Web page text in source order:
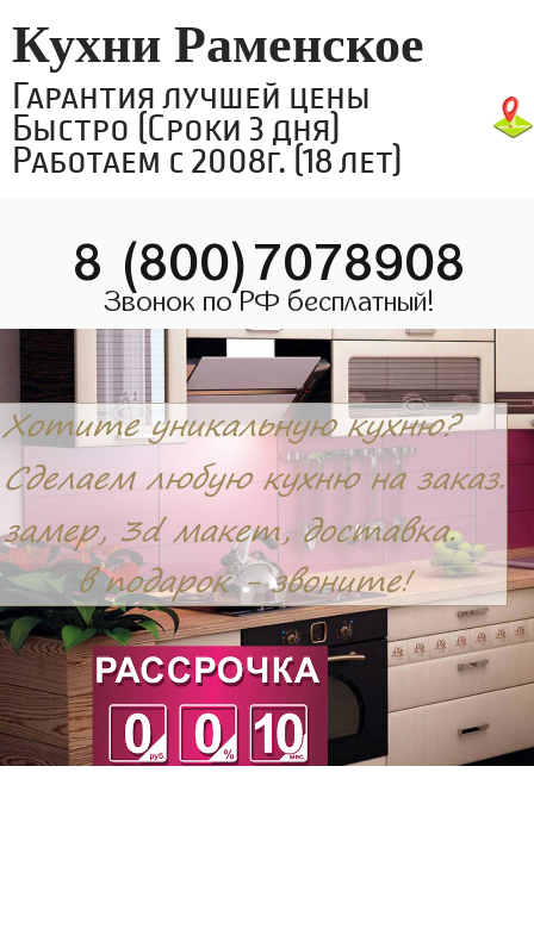
Кухни Раменское
Гарантия лучшей цены
Быстро (Сроки 3 дня)
Работаем с 2008г. (18 лет)
8 (800)7078908
Звонок по РФ бесплатный!